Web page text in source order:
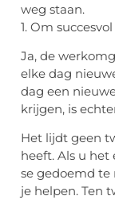
weg staan.
1. Om
Ja, de
elke dag
dag een
krijgen, is
Het lijdt geen
heeft. Als u
se gedoemd te
je helpen. Ten